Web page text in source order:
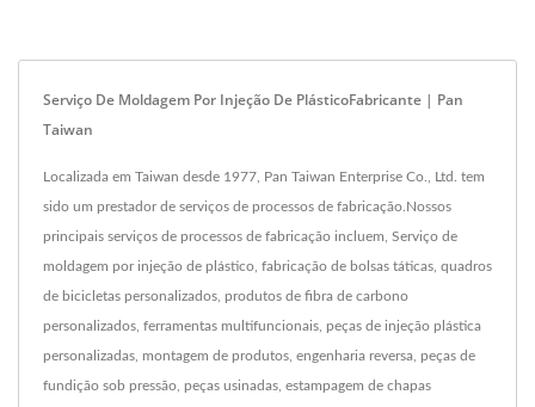
Serviço De Moldagem Por Injeção De PlásticoFabricante | Pan
Taiwan
Localizada em Taiwan desde 1977, Pan Taiwan Enterprise Co., Ltd. tem
sido um prestador de serviços de processos de fabricação.Nossos
principais serviços de processos de fabricação incluem, Serviço de
moldagem por injeção de plástico, fabricação de bolsas táticas, quadros
de bicicletas personalizados, produtos de fibra de carbono
personalizados, ferramentas multifuncionais, peças de injeção plástica
personalizadas, montagem de produtos, engenharia reversa, peças de
fundição sob pressão, peças usinadas, estampagem de chapas